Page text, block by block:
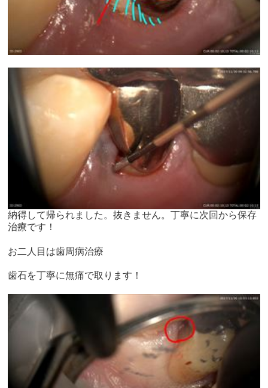
納得して帰られました。抜きません。丁寧に次回から保存
治療です！
お二人目は歯周病治療
歯石を丁寧に無痛で取ります！